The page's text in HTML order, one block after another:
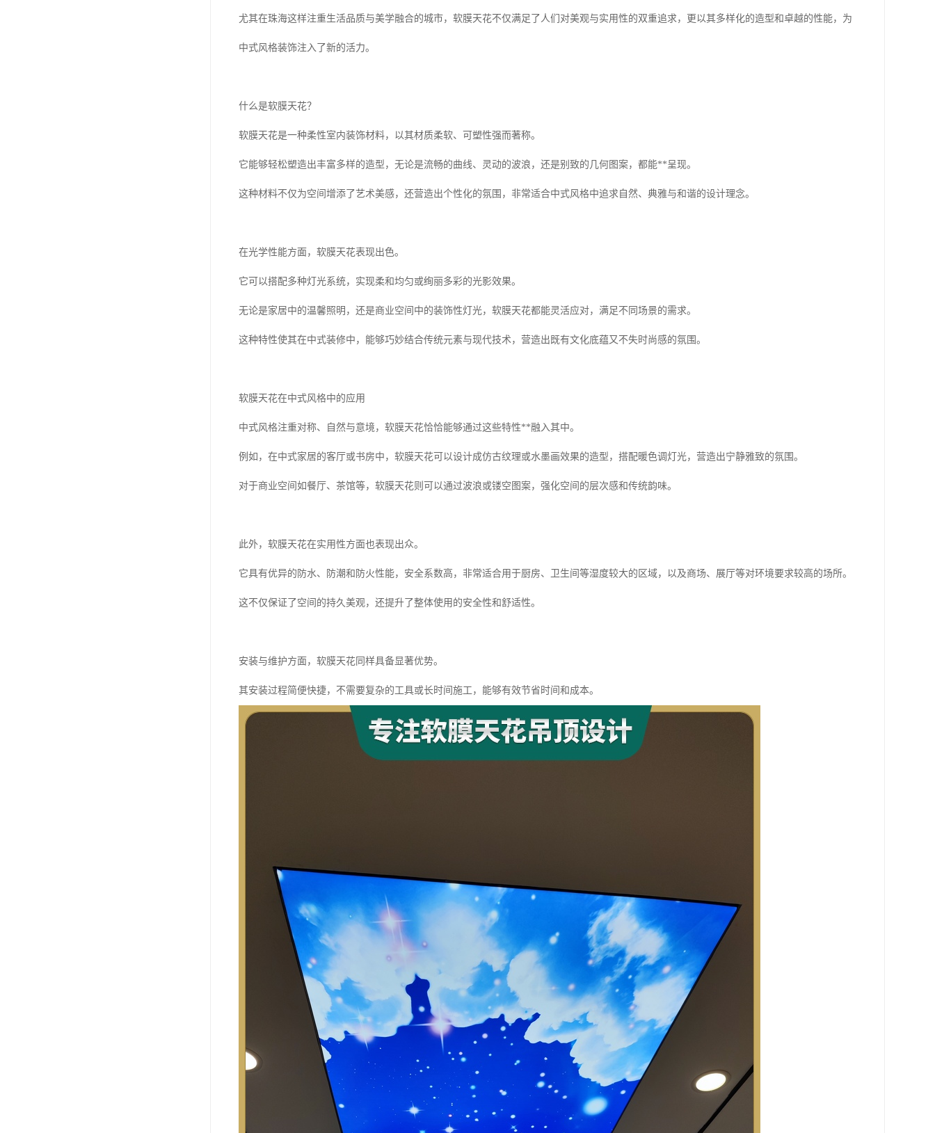
尤其在珠海这样注重生活品质与美学融合的城市，软膜天花不仅满足了人们对美观与实用性的双重追求，更以其多样化的造型和卓越的性能，为
中式风格装饰注入了新的活力。
什么是软膜天花？
软膜天花是一种柔性室内装饰材料，以其材质柔软、可塑性强而著称。
它能够轻松塑造出丰富多样的造型，无论是流畅的曲线、灵动的波浪，还是别致的几何图案，都能**呈现。
这种材料不仅为空间增添了艺术美感，还营造出个性化的氛围，非常适合中式风格中追求自然、典雅与和谐的设计理念。
在光学性能方面，软膜天花表现出色。
它可以搭配多种灯光系统，实现柔和均匀或绚丽多彩的光影效果。
无论是家居中的温馨照明，还是商业空间中的装饰性灯光，软膜天花都能灵活应对，满足不同场景的需求。
这种特性使其在中式装修中，能够巧妙结合传统元素与现代技术，营造出既有文化底蕴又不失时尚感的氛围。
软膜天花在中式风格中的应用
中式风格注重对称、自然与意境，软膜天花恰恰能够通过这些特性**融入其中。
例如，在中式家居的客厅或书房中，软膜天花可以设计成仿古纹理或水墨画效果的造型，搭配暖色调灯光，营造出宁静雅致的氛围。
对于商业空间如餐厅、茶馆等，软膜天花则可以通过波浪或镂空图案，强化空间的层次感和传统韵味。
此外，软膜天花在实用性方面也表现出众。
它具有优异的防水、防潮和防火性能，安全系数高，非常适合用于厨房、卫生间等湿度较大的区域，以及商场、展厅等对环境要求较高的场所。
这不仅保证了空间的持久美观，还提升了整体使用的安全性和舒适性。
安装与维护方面，软膜天花同样具备显著优势。
其安装过程简便快捷，不需要复杂的工具或长时间施工，能够有效节省时间和成本。